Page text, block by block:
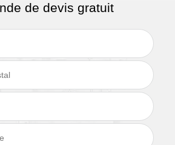
de devis gratuit